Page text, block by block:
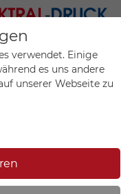
Mo.-Fr. 09:00-17:00
+49 (0)711 55 75 25
verwendet. Einige
es uns andere
unserer Webseite zu